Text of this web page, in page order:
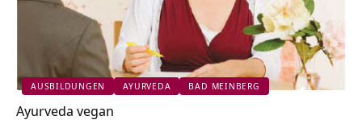
AUSBILDUNGEN AYURVEDA BAD MEINBERG
Ayurveda vegan